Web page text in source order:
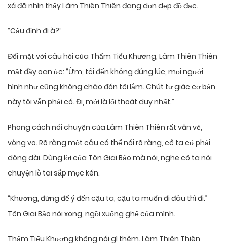
xá đã nhìn thấy Lâm Thiên Thiên đang dọn dẹp đồ đạc.
“Cậu định đi à?”
Đối mặt với câu hỏi của Thẩm Tiểu Khương, Lâm Thiên Thiên
mặt đầy oan ức: “Ừm, tôi đến không đúng lúc, mọi người
hình như cũng không chào đón tôi lắm. Chút tự giác cơ bản
này tôi vẫn phải có. Đi, mới là lối thoát duy nhất.”
Phong cách nói chuyện của Lâm Thiên Thiên rất văn vẻ,
vòng vo. Rõ ràng một câu có thể nói rõ ràng, cô ta cứ phải
dông dài. Dùng lời của Tôn Giai Bảo mà nói, nghe cô ta nói
chuyện lỗ tai sắp mọc kén.
“Khương, đừng để ý đến cậu ta, cậu ta muốn đi đâu thì đi.”
Tôn Giai Bảo nói xong, ngồi xuống ghế của mình.
Thẩm Tiểu Khương không nói gì thêm. Lâm Thiên Thiên